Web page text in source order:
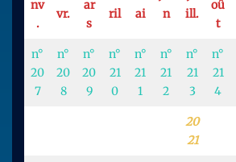
nv
.
vr.
ar
s
ril
ai
n
ill.
oû
t
n°
20
7
n°
20
8
n°
20
9
n°
21
0
n°
21
1
n°
21
2
n°
21
3
n°
21
4
20
21